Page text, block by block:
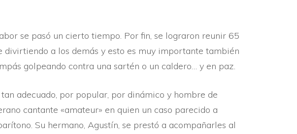
se pasó un cierto tiempo. Por fin, se lograron reunir 65
a los demás y esto es muy importante también
golpeando contra una sartén o un caldero… y en paz.
adecuado, por popular, por dinámico y hombre de
cantante «amateur» en quien un caso parecido a
Su hermano, Agustí­n, se prestó a acompañarles al